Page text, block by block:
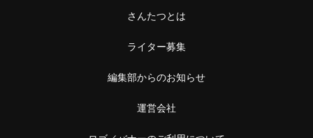
さんたつとは
ライター募集
編集部からのお知らせ
運営会社